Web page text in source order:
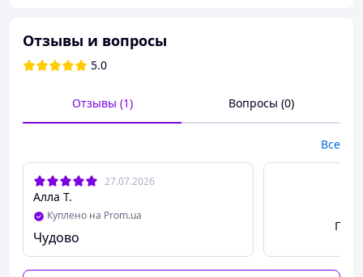
Отзывы и вопросы
5.0
Отзывы (1) Вопросы (0)
Все
27.07.2026
Алла Т.
Куплено на Prom.ua
Чудово